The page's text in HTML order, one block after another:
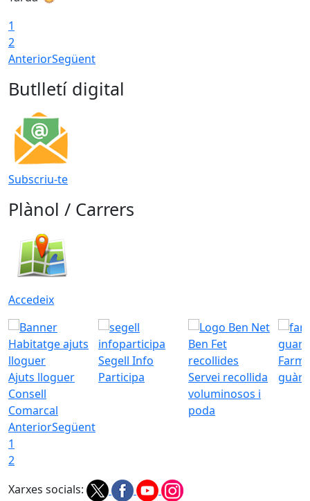
1
2
AnteriorSegüent
Butlletí digital
Subscriu-te
Plànol / Carrers
Accedeix
Ajuts lloguer
Consell
Comarcal
Segell Info
Participa
Servei recollida
voluminosos i
poda
AnteriorSegüent
1
2
Xarxes socials: